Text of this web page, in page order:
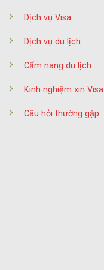
Dịch vụ Visa
Dịch vụ du lịch
Cẩm nang du lịch
Kinh nghiệm xin Visa
Câu hỏi thường gặp